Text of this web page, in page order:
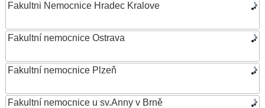
Fakultni Nemocnice Hradec Kralove
Fakultní nemocnice Ostrava
Fakultní nemocnice Plzeň
Fakultní nemocnice u sv.Anny v Brně